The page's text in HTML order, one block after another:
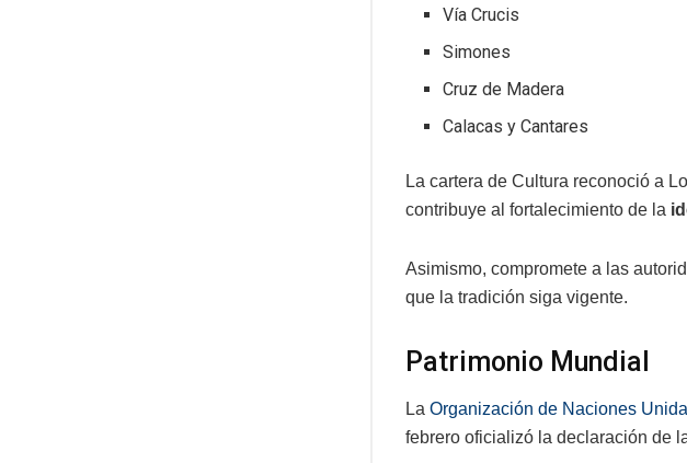
Vía Crucis
Simones
Cruz de Madera
Calacas y Cantares
La cartera de Cultura reconoció a
contribuye al fortalecimiento de la
Asimismo, compromete a las
que la tradición siga vigente.
Patrimonio Mundial
La Organización de Naciones
febrero oficializó la declaración de